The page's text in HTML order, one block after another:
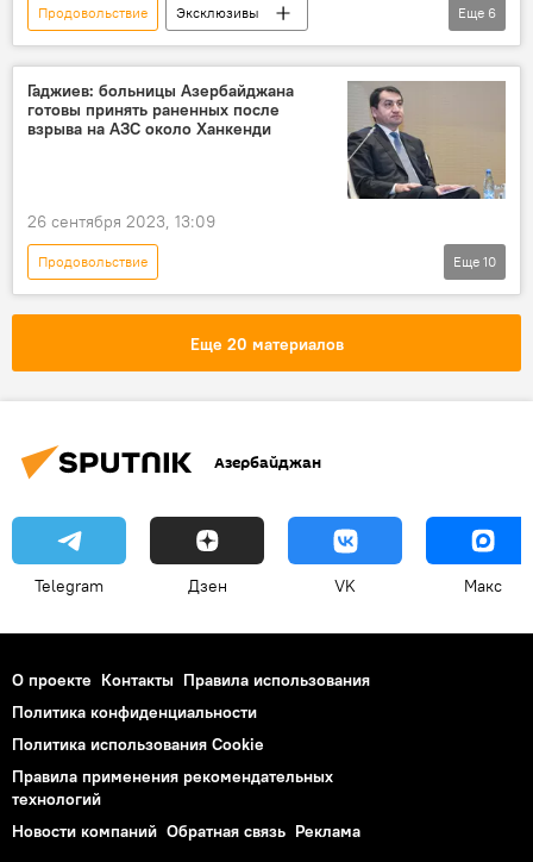
Продовольствие
Эксклюзивы
Азербайджан
МУЛЬТИМЕДИА
Экономика
Общество
Инфляция
Еще 6
Гаджиев: больницы Азербайджана
готовы принять раненных после
взрыва на АЗС около Ханкенди
26 сентября 2023, 13:09
Продовольствие
Возрождение и реинтеграция Карабаха
Публикация
Карабах
Ханкенди
МККК
армяне
Контакты
Еще 10
Еще 20 материалов
Азербайджан
Telegram Дзен VK Макс
О проекте Контакты Правила использования
Политика конфиденциальности
Политика использования Cookie
Правила применения рекомендательных
технологий
Новости компаний Обратная связь Реклама